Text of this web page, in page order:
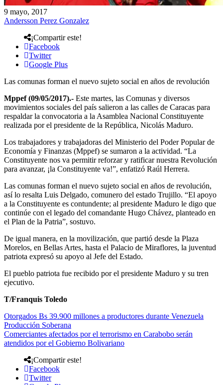
9 mayo, 2017
Andersson Perez Gonzalez
¡Compartir este!
Facebook
Twitter
Google Plus
Las comunas forman el nuevo sujeto social en años de revolución
Mppef (09/05/2017).- Este martes, las Comunas y diversos
movimientos sociales del país salieron a las calles de Caracas para
respaldar la convocatoria a la Asamblea Nacional Constituyente
realizada por el presidente de la República, Nicolás Maduro.
Los trabajadores y trabajadoras del Ministerio del Poder Popular de
Economía y Finanzas (Mppef) se sumaron a la actividad. “La
Constituyente nos va permitir reforzar y ratificar nuestra Revolución
para avanzar, ¡la Constituyente va!”, enfatizó Raúl Herrera.
Las comunas forman el nuevo sujeto social en años de revolución,
así lo resalta Luis Delgado, comunero del estado Trujillo. “El apoyo
a la Constituyente es contundente; al presidente Maduro le digo que
continúe con el legado del comandante Hugo Chávez, planteado en
el Plan de la Patria”, sostuvo.
De igual manera, en la movilización, que partió desde la Plaza
Morelos, en Bellas Artes, hasta el Palacio de Miraflores, la juventud
patriota expresó su apoyo al Jefe del Estado.
El pueblo patriota fue recibido por el presidente Maduro y su tren
ejecutivo.
T/Franquis Toledo
Otorgados Bs 39.900 millones a productores durante Venezuela
Producción Soberana
Comerciantes afectados por el terrorismo en Carabobo serán
atendidos por el Gobierno Bolivariano
¡Compartir este!
Facebook
Twitter